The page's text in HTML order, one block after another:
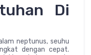
Di
neptunus, seuhu
dengan cepat.